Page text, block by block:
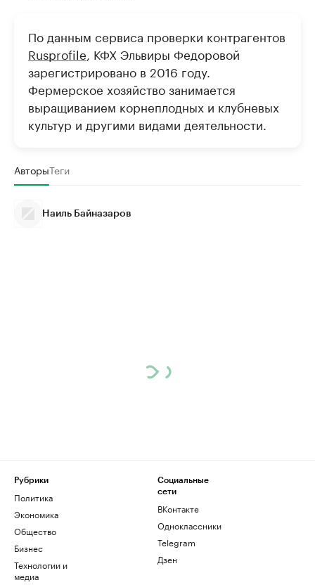
По данным сервиса проверки контрагентов
Rusprofile , КФХ Эльвиры Федоровой
зарегистрировано в 2016 году.
Фермерское хозяйство занимается
выращиванием корнеплодных и клубневых
культур и другими видами деятельности.
АвторыТеги
Наиль Байназаров
Рубрики
Политика
Экономика
Общество
Бизнес
Технологии и
медиа
Социальные
сети
ВКонтакте
Одноклассники
Telegram
Дзен